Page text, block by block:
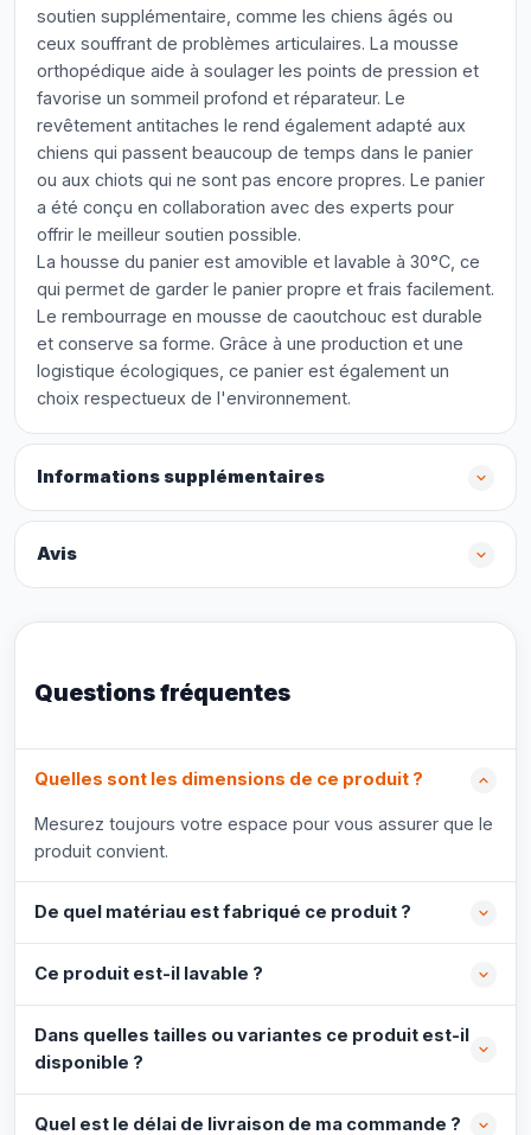
soutien supplémentaire, comme les chiens âgés ou
ceux souffrant de problèmes articulaires. La mousse
orthopédique aide à soulager les points de pression et
favorise un sommeil profond et réparateur. Le
revêtement antitaches le rend également adapté aux
chiens qui passent beaucoup de temps dans le panier
ou aux chiots qui ne sont pas encore propres. Le panier
a été conçu en collaboration avec des experts pour
offrir le meilleur soutien possible.
La housse du panier est amovible et lavable à 30°C, ce
qui permet de garder le panier propre et frais facilement.
Le rembourrage en mousse de caoutchouc est durable
et conserve sa forme. Grâce à une production et une
logistique écologiques, ce panier est également un
choix respectueux de l'environnement.
Informations supplémentaires
Avis
Questions fréquentes
Quelles sont les dimensions de ce produit ?
Mesurez toujours votre espace pour vous assurer que le
produit convient.
De quel matériau est fabriqué ce produit ?
Ce produit est-il lavable ?
Dans quelles tailles ou variantes ce produit est-il
disponible ?
Quel est le délai de livraison de ma commande ?